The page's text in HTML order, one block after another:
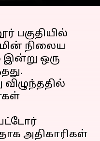
பகுதியில்
நிலைய
இன்று ஒரு
விழுந்ததில்
அதிகாரிகள்